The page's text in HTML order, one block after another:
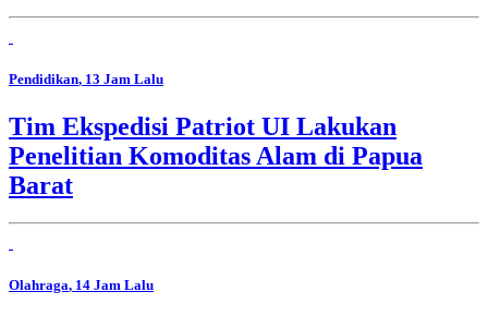
Pendidikan, 13 Jam Lalu
Tim Ekspedisi Patriot UI Lakukan
Penelitian Komoditas Alam di Papua
Barat
Olahraga, 14 Jam Lalu